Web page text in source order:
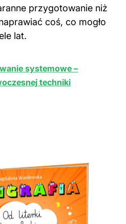
przygotowanie niż
coś, co mogło
lat.
systemowe –
techniki